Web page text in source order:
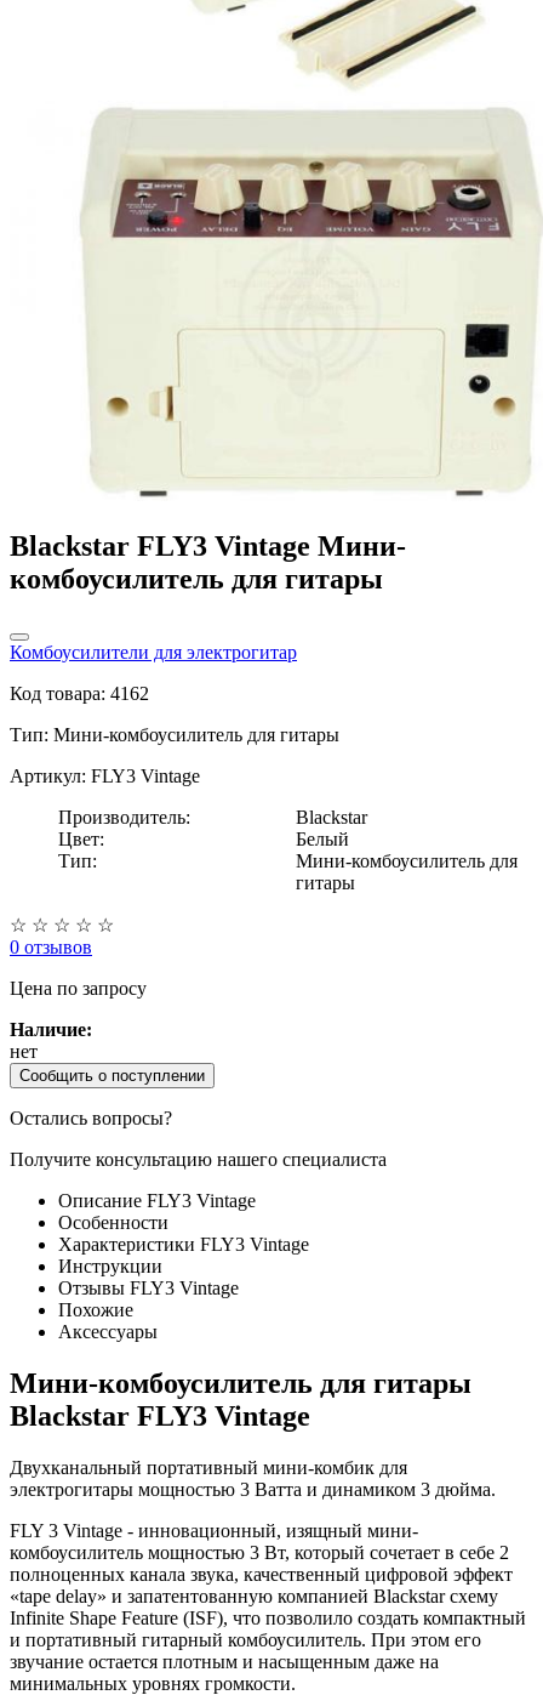
Blackstar FLY3 Vintage Мини-
комбоусилитель для гитары
Комбоусилители для электрогитар
Код товара: 4162
Тип: Мини-комбоусилитель для гитары
Артикул: FLY3 Vintage
Производитель:
Blackstar
Цвет:
Белый
Тип:
Мини-комбоусилитель для
гитары
☆ ☆ ☆ ☆ ☆
0 отзывов
Цена по запросу
Наличие:
нет
Сообщить о поступлении
Остались вопросы?
Получите консультацию нашего специалиста
Описание FLY3 Vintage
Особенности
Характеристики FLY3 Vintage
Инструкции
Отзывы FLY3 Vintage
Похожие
Аксессуары
Мини-комбоусилитель для гитары
Blackstar FLY3 Vintage
Двухканальный портативный мини-комбик для
электрогитары мощностью 3 Ватта и динамиком 3 дюйма.
FLY 3 Vintage - инновационный, изящный мини-
комбоусилитель мощностью 3 Вт, который сочетает в себе 2
полноценных канала звука, качественный цифровой эффект
«tape delay» и запатентованную компанией Blackstar схему
Infinite Shape Feature (ISF), что позволило создать компактный
и портативный гитарный комбоусилитель. При этом его
звучание остается плотным и насыщенным даже на
минимальных уровнях громкости.